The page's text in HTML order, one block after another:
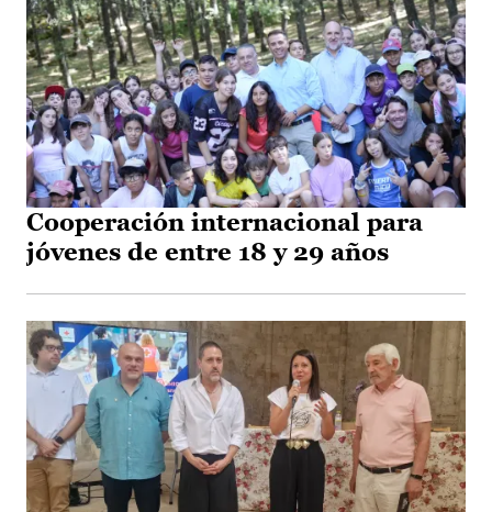
Cooperación internacional para
jóvenes de entre 18 y 29 años